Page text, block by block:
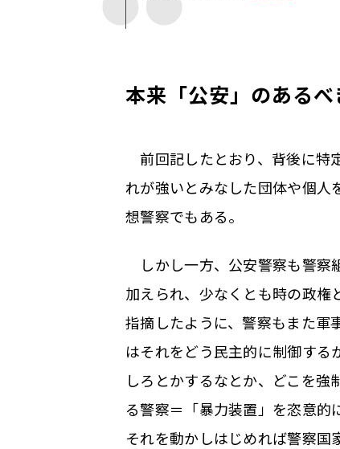
本来「公安」のある
前回記したとおり、背後に特
れが強いとみなした団体や個人
想警察でもある。
しかし一方、公安警察も警察
加えられ、少なくとも時の政権
指摘したように、警察もまた軍
はそれをどう民主的に制御す
しろとかするなとか、どこを
る警察＝「暴力装置」を恣意的
それを動かしはじめれば警察国